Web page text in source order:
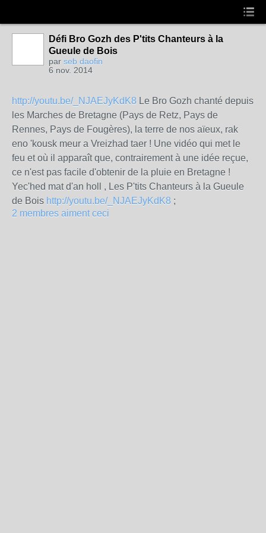
Défi Bro Gozh des P'tits Chanteurs à la
Gueule de Bois
par seb daofin
6 nov. 2014
http://youtu.be/_NJAEJyKdK8 Le Bro Gozh chanté depuis
les Marches de Bretagne (Pays de Retz, Pays de
Rennes, Pays de Fougères), la terre de nos aïeux, rak
eno 'kousk meur a Vreizhad taer ! Une vidéo qui met le
feu et où il apparaît que, contrairement à une idée reçue,
ce n'est pas facile d'obtenir de la pluie en Bretagne !
Yec'hed mat d'an holl , Les P'tits Chanteurs à la Gueule
de Bois http://youtu.be/_NJAEJyKdK8 ;
2 membres aiment ceci